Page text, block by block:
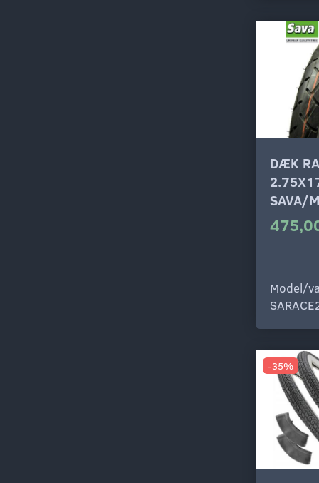
DÆK
SAVA/
Model/
-35%